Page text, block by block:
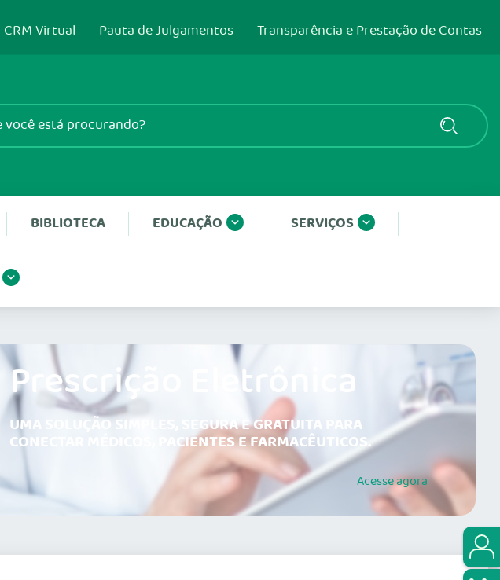
CRM Virtual Pauta de Julgamentos Transparência e Prestação de Contas
BIBLIOTECA EDUCAÇÃO SERVIÇOS
Prescrição Eletrônica
UMA SOLUÇÃO SIMPLES, SEGURA E GRATUITA PARA
CONECTAR MÉDICOS, PACIENTES E FARMACÊUTICOS.
Acesseagora